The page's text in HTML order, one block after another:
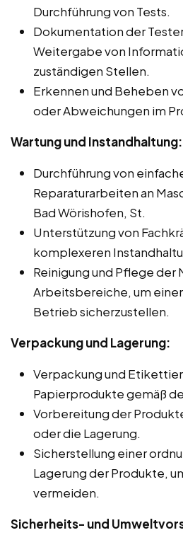
Durchführung von Tests.
Dokumentation der
Weitergabe von
zuständigen Stellen.
Erkennen und Beheben
oder Abweichungen im
Wartung und Instandhaltung:
Durchführung von
Reparaturarbeiten an
Bad Wörishofen, St.
Unterstützung von
komplexeren
Reinigung und Pflege der
Arbeitsbereiche, um
Betrieb sicherzustellen.
Verpackung und Lagerung:
Verpackung und
Papierprodukte gemäß
Vorbereitung der
oder die Lagerung.
Sicherstellung einer
Lagerung der Produkte,
vermeiden.
Sicherheits- und